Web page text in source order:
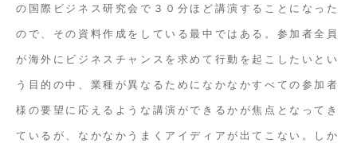
の国際ビジネス研究会で３０分ほど講演することになった
ので、その資料作成をしている最中ではある。参加者全員
が海外にビジネスチャンスを求めて行動を起こしたいとい
う目的の中、業種が異なるためになかなかすべての参加者
様の要望に応えるような講演ができるかが焦点となってき
ているが、なかなかうまくアイディアが出てこない。しか